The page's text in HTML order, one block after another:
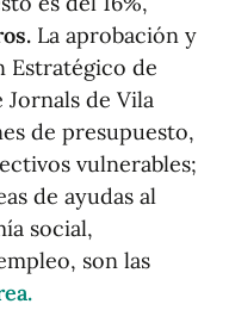
La aprobación y
Estratégico de
de Vila
de presupuesto,
vulnerables;
de ayudas al
social,
son las